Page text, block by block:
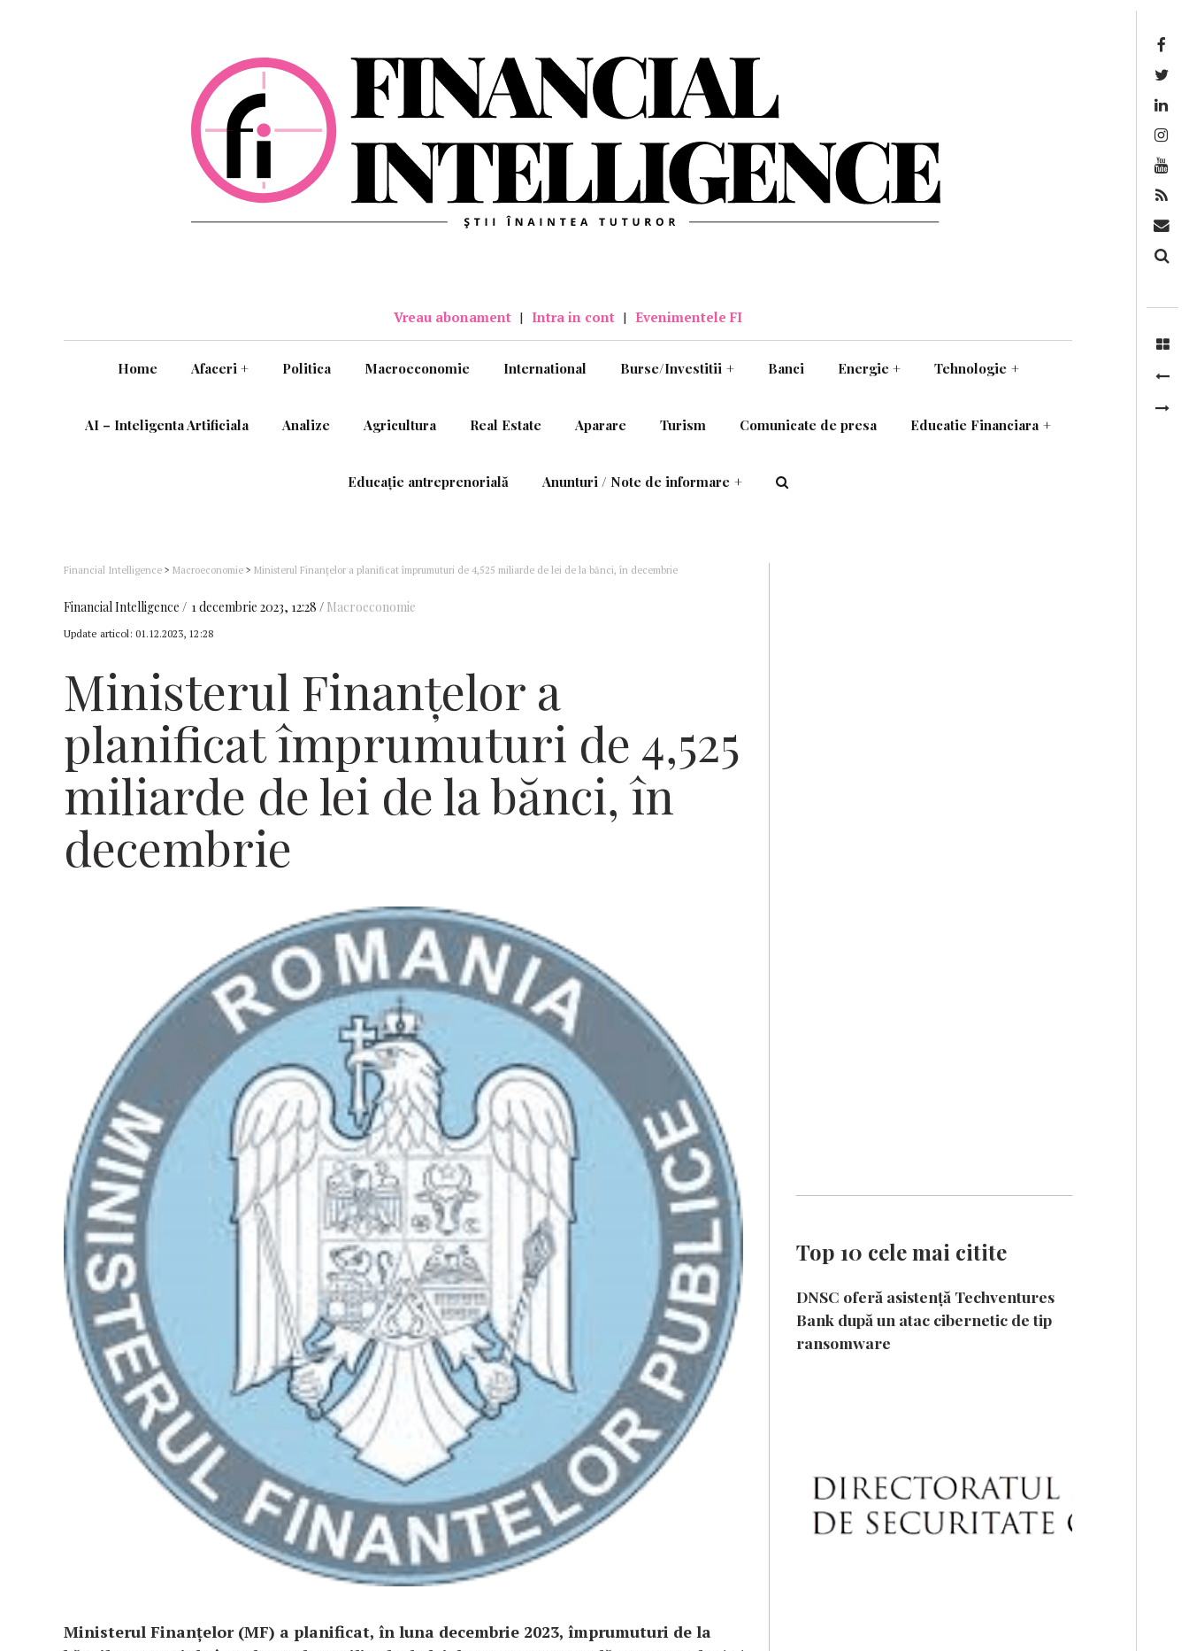
Vreau abonament | Intra in cont | Evenimentele FI
Home Afaceri + Politica Macroeconomie International Burse/Investitii + Banci Energie + Tehnologie +
AI – Inteligenta Artificiala Analize Agricultura Real Estate Aparare Turism Comunicate de presa Educatie Financiara +
Educație antreprenorială Anunturi / Note de informare +
Financial Intelligence > Macroeconomie > Ministerul Finanţelor a planificat împrumuturi de 4,525 miliarde de lei de la bănci, în decembrie
Financial Intelligence 1 decembrie 2023, 12:28 Macroeconomie
Update articol: 01.12.2023, 12:28
Ministerul Finanţelor a
planificat împrumuturi de 4,525
miliarde de lei de la bănci, în
decembrie
Ministerul Finanţelor (MF) a planificat, în luna decembrie 2023, împrumuturi de la
Top 10 cele mai citite
DNSC oferă asistență Techventures
Bank după un atac cibernetic de tip
ransomware